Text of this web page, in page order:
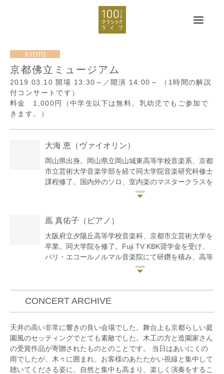
京都佛立ミュージアム
2019.03.10 開場 13:30～／開演 14:00～
（1時間の解説
付コンサートです）
料金 1,000円（中学生以下は無料。乳幼児でもご参加で
きます。）
大海 恵 （ヴァイオリン）
岡山県出身。岡山県立岡山城東高等学校音楽系、京都
市立芸術大学音楽学部を経て同大学院音楽研究科修士
課程修了。国内外のソロ、室内楽のマスタークラスを
受講。これまでにヴァイオリンを川上昇、香西理子、
進の指導にもあたる。またロイド弦楽四重奏団、桂川
ピアノカルテットとして様々なコンサートを企画、開
催している。京都在住。
鳫 真佑子 （ピアノ）
大阪府立夕陽丘高等学校音楽科、京都市立芸術大学を
卒業。同大学院を修了。Fuji TV KBK奨学金を受け、
パリ・エコールノルマル音楽院にて研鑽を積み、高等
ディプロムを取得。第56回全日本学生音楽コンクール
ドカーンコンクール上級部門第1位、第10回
PIANOOPENメリニャック若者のためのコンクール上
デゼール、ヴィクトリア・メルキ、野原みどりの各氏
に師事。
現在は演奏活動を行うとともに、後進の指導にも力を
入れている。南堀江音楽塾主宰。
CONCERT ARCHIVE
天井の高い非常に響きの良い会場でした。舞台上も京都らしい庭
園風のセッティングでとても素敵でした。木工の方と造園家さん
の受賞作品が寄贈されたものとのことです。 当日はあいにくの
雨でしたが、木々に囲まれ、お客様のあたたかい視線と集中して
聴いてくださる姿に、自然と集中も高まり、楽しく演奏をするこ